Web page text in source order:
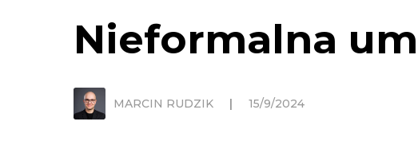
Nieformalna
MARCIN RUDZIK | 15/9/2024